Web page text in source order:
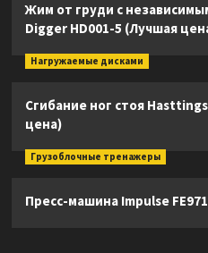
Жим от груди с
Digger HD001-5 (Лучшая
Нагружаемые дисками
Сгибание ног стоя
цена)
Грузоблочные тренажеры
Пресс-машина Impulse